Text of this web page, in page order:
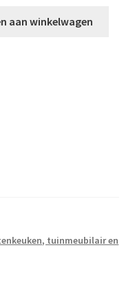
aan winkelwagen
tuinmeubilair en